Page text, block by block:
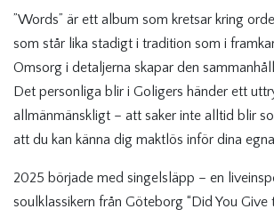
”Words” är ett album som kretsar kring
som står lika stadigt i tradition som i
Omsorg i detaljerna skapar den
Det personliga blir i Goligers händer ett
allmänmänskligt – att saker inte alltid blir
att du kan känna dig maktlös inför dina
2025 började med singelsläpp – en
soulklassikern från Göteborg “Did You